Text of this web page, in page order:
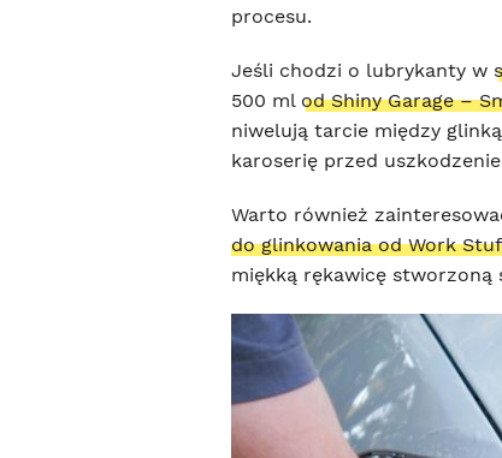
procesu.
Jeśli chodzi o lubrykanty w
500 ml od Shiny Garage –
niwelują tarcie między
karoserię przed
Warto również
do glinkowania od Work
miękką rękawicę stworzoną